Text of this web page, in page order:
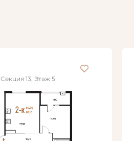
13, Этаж 5